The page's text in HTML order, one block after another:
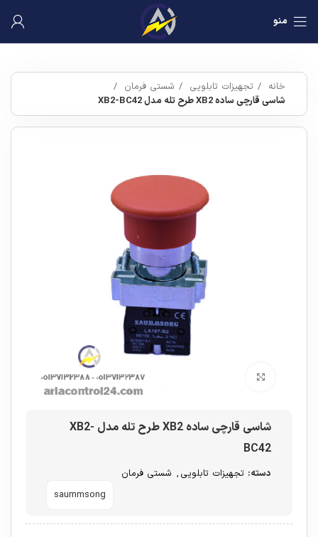
منو
خانه تجهیزات تابلویی
شستی فرمان
شاسی قارچی ساده XB2 طرح تله مدل XB2-BC42
شاسی قارچی ساده XB2 طرح تله مدل XB2-
BC42
دسته: تجهیزات تابلویی , شستی فرمان
saummsong